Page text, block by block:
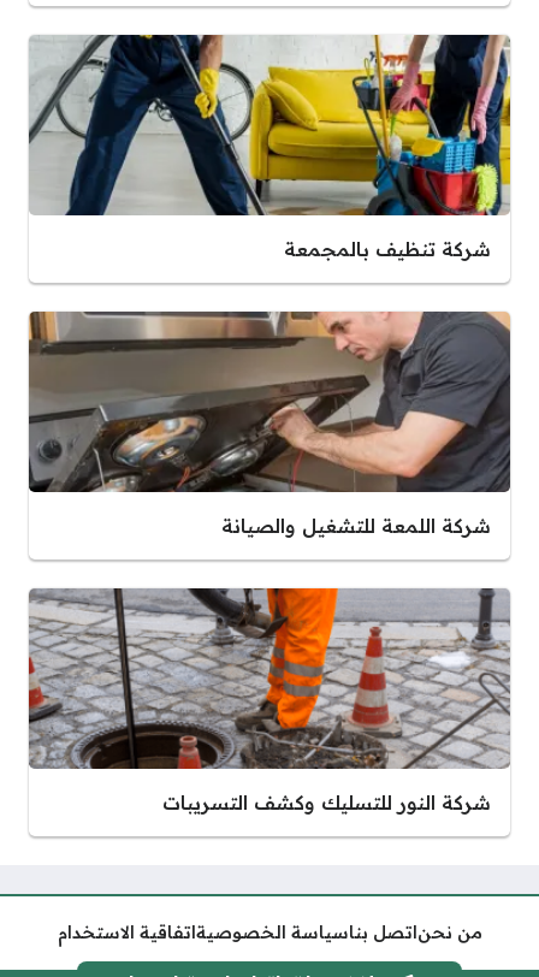
شركة تنظيف بالمجمعة
شركة اللمعة للتشغيل والصيانة
شركة النور للتسليك وكشف التسريبات
من نحناتصل بناسياسة الخصوصيةاتفاقية الاستخدام